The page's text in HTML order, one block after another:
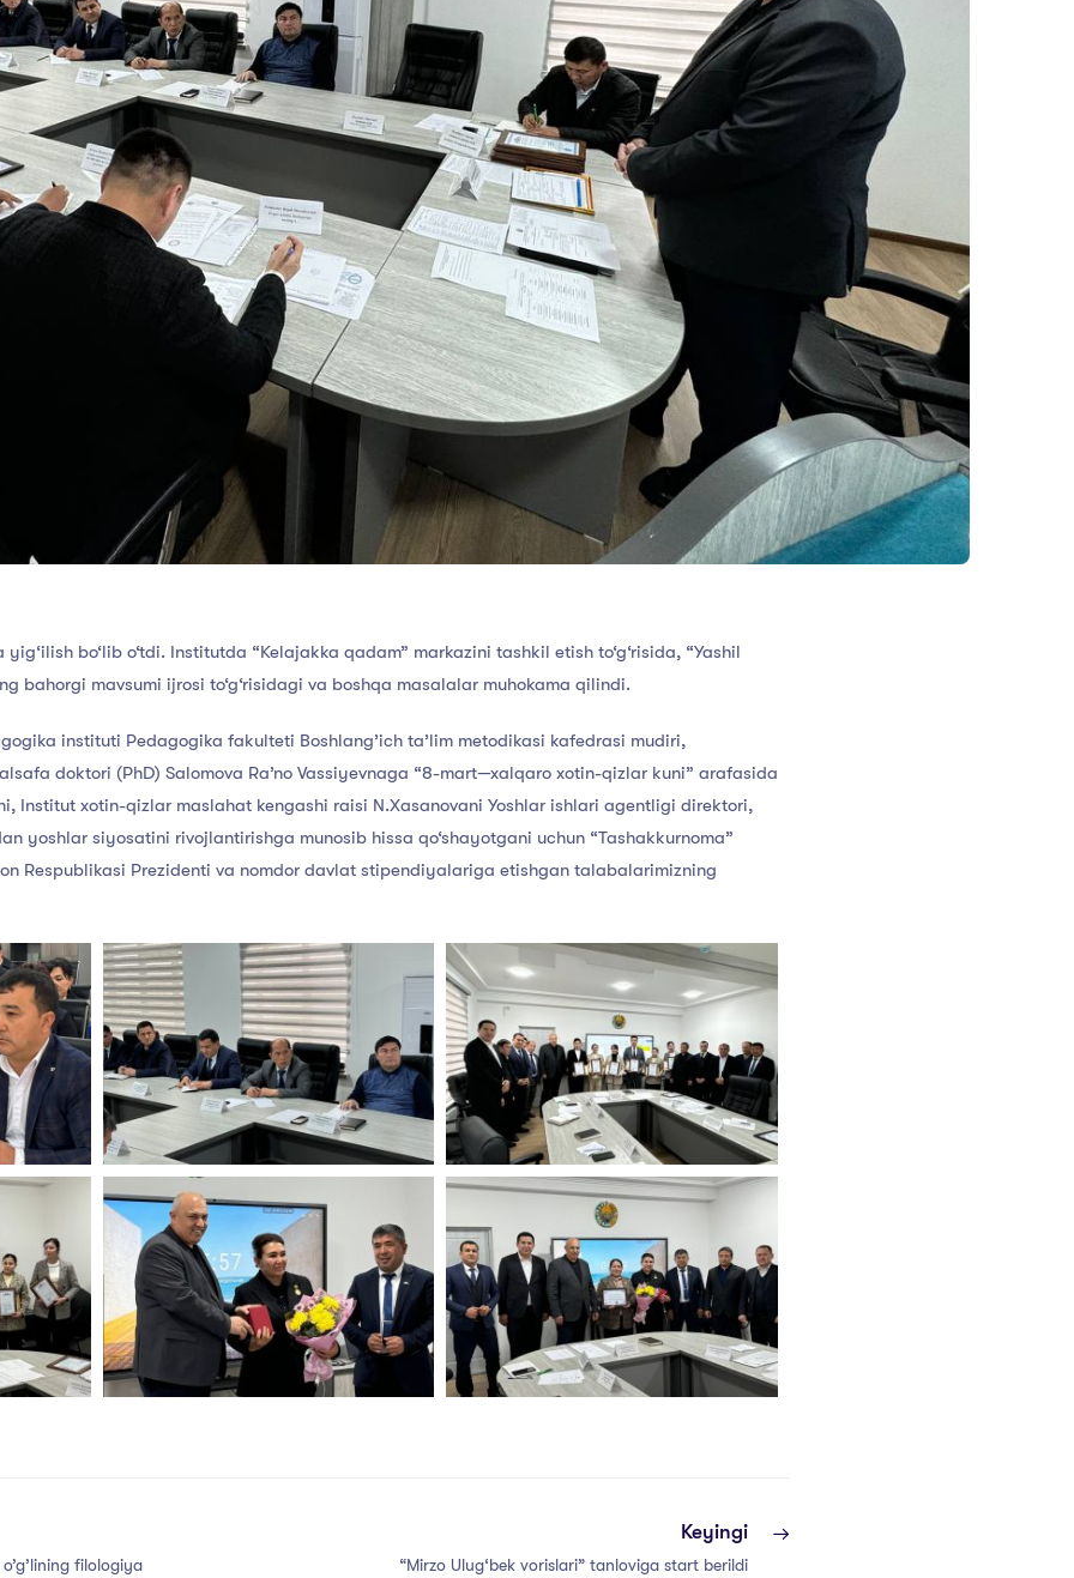
yig‘ilish bo‘lib o‘tdi. Institutda “Kelajakka qadam” markazini tashkil etish to‘g‘risida, “Yashil
bahorgi mavsumi ijrosi to‘g‘risidagi va boshqa masalalar muhokama qilindi.
instituti Pedagogika fakulteti Boshlang’ich ta’lim metodikasi kafedrasi mudiri,
doktori (PhD) Salomova Ra’no Vassiyevnaga “8-mart—xalqaro xotin-qizlar kuni” arafasida
Institut xotin-qizlar maslahat kengashi raisi N.Xasanovani Yoshlar ishlari agentligi direktori,
yoshlar siyosatini rivojlantirishga munosib hissa qo‘shayotgani uchun “Tashakkurnoma”
Respublikasi Prezidenti va nomdor davlat stipendiyalariga etishgan talabalarimizning
filologiya
Keyingi
“Mirzo Ulug‘bek vorislari” tanloviga start berildi